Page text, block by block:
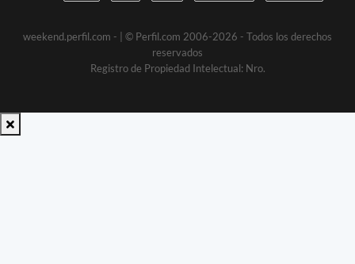
weekend.perfil.com -
| © Perfil.com 2006-2026 - Todos los derechos
reservados
Registro de Propiedad Intelectual: Nro.